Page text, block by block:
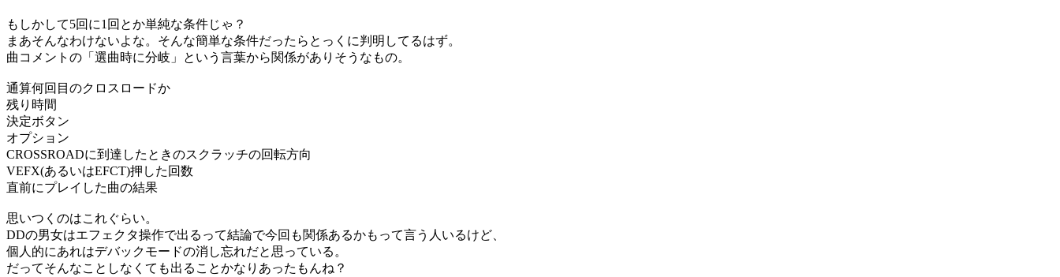
もしかして5回に1回とか単純な条件じゃ？
まあそんなわけないよな。そんな簡単な条件だったらとっくに判明してるはず。
曲コメントの「選曲時に分岐」という言葉から関係がありそうなもの。
通算何回目のクロスロードか
残り時間
決定ボタン
オプション
CROSSROADに到達したときのスクラッチの回転方向
VEFX(あるいはEFCT)押した回数
直前にプレイした曲の結果
思いつくのはこれぐらい。
DDの男女はエフェクタ操作で出るって結論で今回も関係あるかもって言う人いるけど、
個人的にあれはデバックモードの消し忘れだと思っている。
だってそんなことしなくても出ることかなりあったもんね？